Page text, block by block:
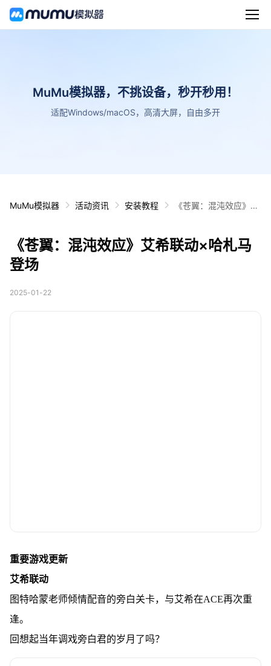
MuMu模拟器，不挑设备，秒开秒用！
适配Windows/macOS，高清大屏，自由多开
MuMu模拟器 活动资讯 安装教程
《苍翼：混沌效应》艾
《苍翼：混沌效应》艾希联动×哈札马
登场
2025-01-22
重要游戏更新
艾希联动
图特哈蒙老师倾情配音的旁白关卡，与艾希在ACE再次重
逢。
回想起当年调戏旁白君的岁月了吗？